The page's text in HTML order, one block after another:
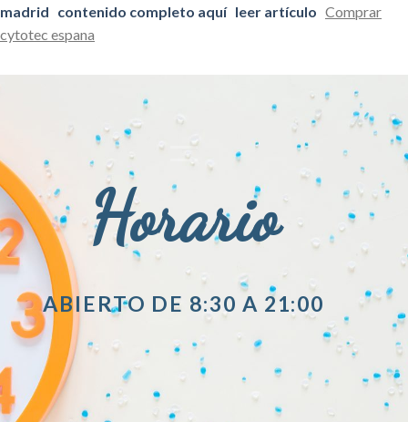
madrid contenido completo aquí leer artículo Comprar
cytotec espana
Horario
ABIERTO DE 8:30 A 21:00